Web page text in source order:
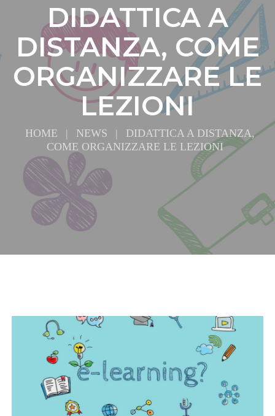
DIDATTICA A
DISTANZA, COME
ORGANIZZARE LE
LEZIONI
HOME | NEWS |
DIDATTICA A DISTANZA,
COME ORGANIZZARE LE LEZIONI